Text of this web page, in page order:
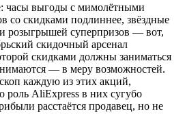
часы выгоды с мимолётными
со скидками подлиннее, звёздные
розыгрышей суперпризов — вот,
скидочный арсенал
скидками должны заниматься
— в меру возможностей.
каждую из этих акций,
роль AliExpress в них сугубо
расстаётся продавец, но не